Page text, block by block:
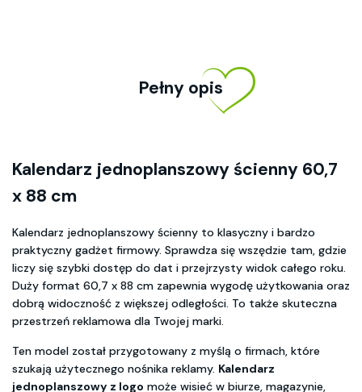
Pełny opis
Kalendarz jednoplanszowy ścienny 60,7
x 88 cm
Kalendarz jednoplanszowy ścienny to klasyczny i bardzo
praktyczny gadżet firmowy. Sprawdza się wszędzie tam, gdzie
liczy się szybki dostęp do dat i przejrzysty widok całego roku.
Duży format 60,7 x 88 cm zapewnia wygodę użytkowania oraz
dobrą widoczność z większej odległości. To także skuteczna
przestrzeń reklamowa dla Twojej marki.
Ten model został przygotowany z myślą o firmach, które
szukają użytecznego nośnika reklamy. Kalendarz
jednoplanszowy z logo może wisieć w biurze, magazynie,